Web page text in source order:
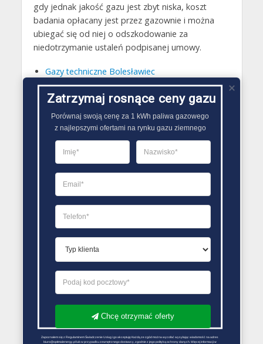
gdy jednak jakość gazu jest zbyt niska, koszt
badania opłacany jest przez gazownie i można
ubiegać się od niej o odszkodowanie za
niedotrzymanie ustaleń podpisanej umowy.
Gazy techniczne Bolesławiec
Butle gazowe Bolesławiec
Gaz płynny Bolesławiec
LPG Bolesławiec
Dostawcy gazu Bolesławiec
PORÓWNYWARKA OFERT GAZU
Zatrzymaj rosnące ceny gazu
Porównaj swoją cenę za 1 kWh paliwa gazowego
z najlepszymi ofertami na rynku gazu ziemnego
Chcę otrzymać oferty
Zapoznałem się z Regulaminem Świadczenie Usług i go akceptuję Każdą ze zgód można wycofać wysyłając wiadomość na adres
biuro@optimalenergy.pl lub w przypadku zewnętrznego dostawcy, zgodnie z jego polityką ochrony danych. Więcej informacji w